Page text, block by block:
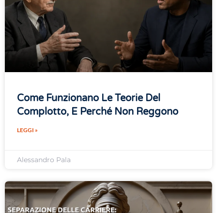
Come Funzionano Le Teorie Del
Complotto, E Perché Non Reggono
LEGGI »
Alessandro Pala